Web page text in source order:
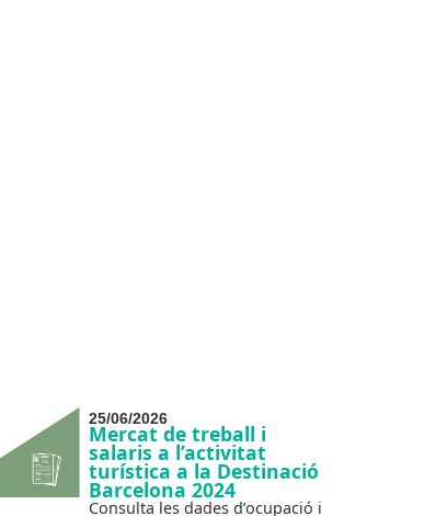
25/06/2026
Mercat de treball i
salaris a l’activitat
turística a la Destinació
Barcelona 2024
Consulta les dades d’ocupació i